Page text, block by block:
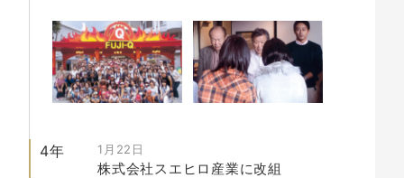
4年 1月22日
株式会社スエヒロ産業に改組